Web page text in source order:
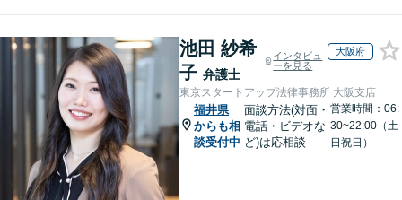
池田 紗希
子 弁護士
インタビュ
ーを見る
大阪府
東京スタートアップ法律事務所 大阪支店
福井県
からも相
談受付中
面談方法(対面・
電話・ビデオな
ど)は応相談
営業時間：06:
30~22:00（土
日祝日）